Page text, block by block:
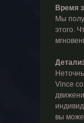
Время
Мы
этого.
Vince
вы